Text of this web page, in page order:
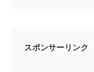
スポンサーリンク